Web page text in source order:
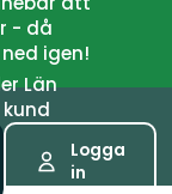
- då
igen!
Län
kund
Logga
in